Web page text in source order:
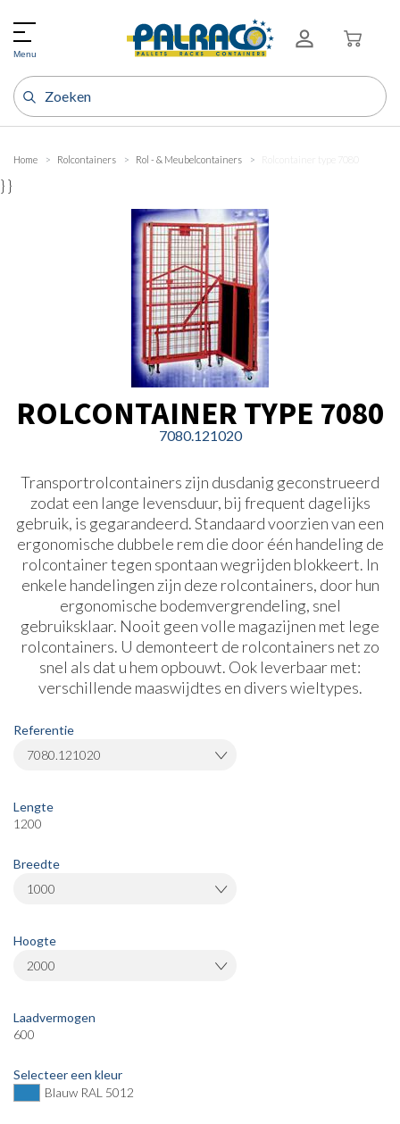
Menu
Home Rolcontainers Rol - & Meubelcontainers
} }
ROLCONTAINER TYPE 7080
7080.121020
Transportrolcontainers zijn dusdanig geconstrueerd
zodat een lange levensduur, bij frequent dagelijks
gebruik, is gegarandeerd. Standaard voorzien van een
ergonomische dubbele rem die door één handeling de
rolcontainer tegen spontaan wegrijden blokkeert. In
enkele handelingen zijn deze rolcontainers, door hun
ergonomische bodemvergrendeling, snel
gebruiksklaar. Nooit geen volle magazijnen met lege
rolcontainers. U demonteert de rolcontainers net zo
snel als dat u hem opbouwt. Ook leverbaar met:
verschillende maaswijdtes en divers wieltypes.
Referentie
7080.121020
Lengte
1200
Breedte
1000
Hoogte
2000
Laadvermogen
600
Selecteer een kleur
Blauw RAL 5012